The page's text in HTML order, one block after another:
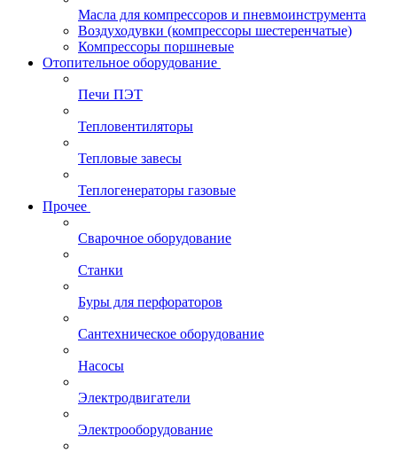
Масла для компрессоров и пневмоинструмента
Воздуходувки (компрессоры шестеренчатые)
Компрессоры поршневые
Отопительное оборудование
Печи ПЭТ
Тепловентиляторы
Тепловые завесы
Теплогенераторы газовые
Прочее
Сварочное оборудование
Станки
Буры для перфораторов
Сантехническое оборудование
Насосы
Электродвигатели
Электрооборудование